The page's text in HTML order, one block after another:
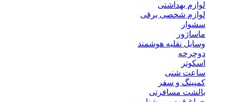
لوازم بهداشتی
لوازم شخصی برقی
سشوار
ماساژور
وسایل نقلیه هوشمند
دوچرخه
اسکوتر
ساعت شنی
کمپینگ و سفر
بالشت مسافرتی